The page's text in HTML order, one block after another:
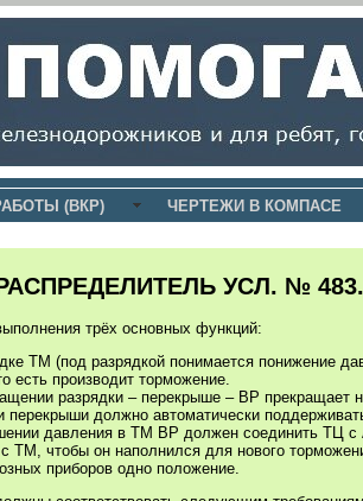
(ВКР) ЧЕРТЕЖИ В КОМПАСЕ
УСЛ. №
трёх основных функций:
ТМ (под разрядкой понимается понижение
есть производит торможение.
разрядки – перекрыше – ВР
перекрыши должно автоматически
давления в ТМ ВР должен соединить ТЦ с
ТМ, чтобы он наполнился для нового
приборов одно положение.